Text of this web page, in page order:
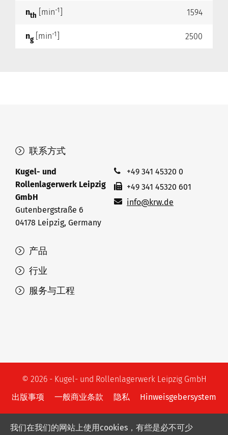
nth [min-1 1594
ng[min-1 2500
产品
行业
服务与工程
联系方式
Kugel- und
Rollenlagerwerk Leipzig
GmbH
Gutenbergstraße 6
04178 Leipzig, Germany
+49 341 45320 0
+49 341 45320 601
info@krw.de
© 2026 - Kugel- und Rollenlagerwerk Leipzig GmbH
出版事项
一般商业条款 隐私 Hinweisgebersystem
我们在我们的网站上使用cookies，有些是必不可少